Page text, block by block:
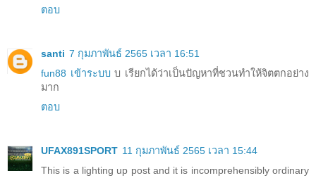
ตอบ
santi 7 กุมภาพันธ์ 2565 เวลา 16:51
fun88 เข้าระบบบ เรียกได้ว่าเป็นปัญหาที่ชวนทำให้จิตตกอย่าง
มาก
ตอบ
UFAX891SPORT 11 กุมภาพันธ์ 2565 เวลา 15:44
This is a lighting up post and it is incomprehensibly ordinary